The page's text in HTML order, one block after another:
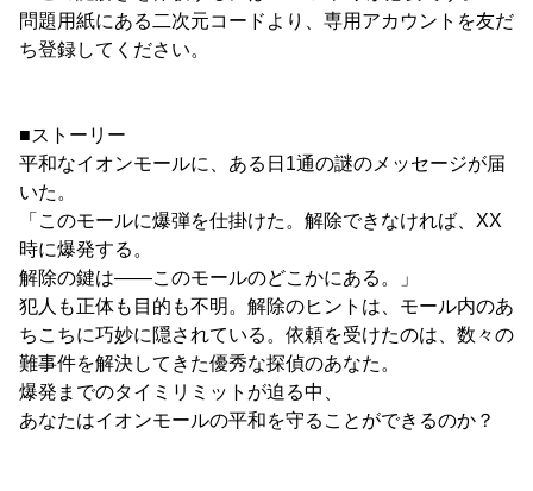
問題用紙にある二次元コードより、専用アカウントを友だ
ち登録してください。
■ストーリー
平和なイオンモールに、ある日1通の謎のメッセージが届
いた。
「このモールに爆弾を仕掛けた。解除できなければ、XX
時に爆発する。
解除の鍵は――このモールのどこかにある。」
犯人も正体も目的も不明。解除のヒントは、モール内のあ
ちこちに巧妙に隠されている。依頼を受けたのは、数々の
難事件を解決してきた優秀な探偵のあなた。
爆発までのタイミリミットが迫る中、
あなたはイオンモールの平和を守ることができるのか？